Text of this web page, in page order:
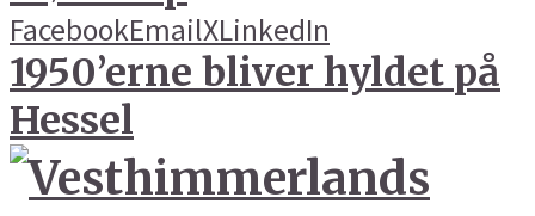
FacebookEmailXLinkedIn
1950’erne bliver hyldet på
Hessel